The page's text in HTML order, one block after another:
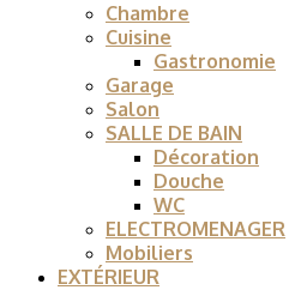
Chambre
Cuisine
Gastronomie
Garage
Salon
SALLE DE BAIN
Décoration
Douche
WC
ELECTROMENAGER
Mobiliers
EXTÉRIEUR